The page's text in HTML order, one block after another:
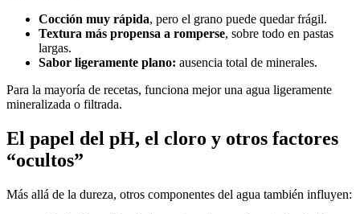
Cocción muy rápida, pero el grano puede quedar frágil.
Textura más propensa a romperse, sobre todo en pastas
largas.
Sabor ligeramente plano: ausencia total de minerales.
Para la mayoría de recetas, funciona mejor una agua ligeramente
mineralizada o filtrada.
El papel del pH, el cloro y otros factores
“ocultos”
Más allá de la dureza, otros componentes del agua también influyen: